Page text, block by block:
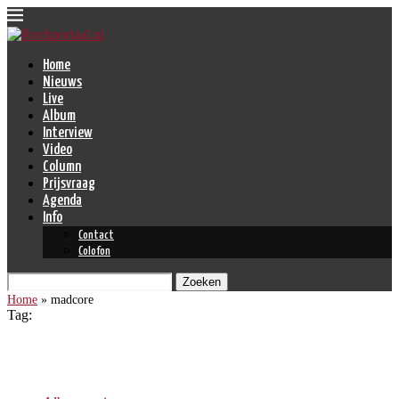
Home
Nieuws
Live
Album
Interview
Video
Column
Prijsvraag
Agenda
Info
Contact
Colofon
Zoeken
Home » madcore
Tag: